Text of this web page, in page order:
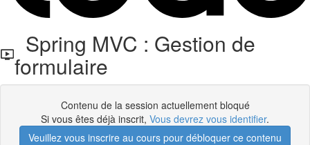
Spring MVC : Gestion de
formulaire
Contenu de la session actuellement bloqué
Si vous êtes déjà inscrit, Vous devrez vous identifier.
Veuillez vous inscrire au cours pour débloquer ce contenu